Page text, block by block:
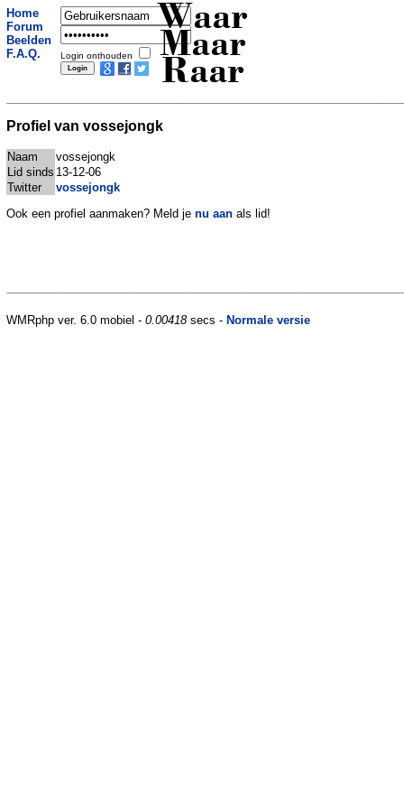
Home
Forum
Beelden
F.A.Q.
Login onthouden
Waar
Maar
Raar
Profiel van vossejongk
Naam
vossejongk
Lid sinds 13-12-06
Twitter
vossejongk
Ook een profiel aanmaken? Meld je nu aan als lid!
WMRphp ver. 6.0 mobiel - 0.00418secs - Normale versie